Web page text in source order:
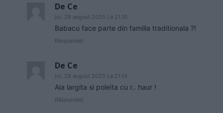
De Ce
joi, 28 august 2025 La 21.10
Babacu face parte din familia traditionala ?!
Răspundeți
De Ce
joi, 28 august 2025 La 21.14
Aia largita si poleita cu r.. haur !
Răspundeți